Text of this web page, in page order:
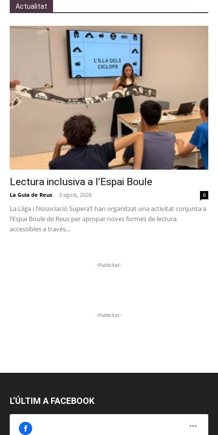
Actualitat
Lectura inclusiva a l’Espai Boule
La Guia de Reus - 3 agost, 2026 0
La Lliga i l’Associació Supera’t han organitzat una activitat conjunta a
l’Espai Boule de Reus per apropar noves formes de lectura
accessibles a través...
-Publicitat-
-Publicitat-
L’ÚLTIM A FACEBOOK